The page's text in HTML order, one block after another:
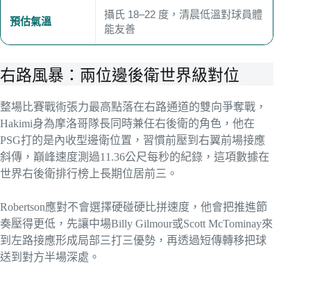
預估氣溫
攝氏 18–22 度，清晨低溫對球員體
能友善
右路風暴：兩位邊後衛世界級對位
整場比賽戰術張力最高點落在右路通道的雙向爭奪戰，
Hakimi身為摩洛哥隊長同時兼任右後衛的角色，他在
PSG打的是內收型邊衛位置，習慣前壓到右翼前場接應
斜傳，巔峰速度測過11.36公尺每秒的紀錄，這項數據在
世界右後衛排行榜上長期位居前三。
Robertson應對不會選擇硬碰硬比拼速度，他會把推進節
奏壓得更低，先讓中場Billy Gilmour或Scott McTominay來
到左路接應形成局部三打三優勢，再透過短傳轉移把球
送到對方半場深處。